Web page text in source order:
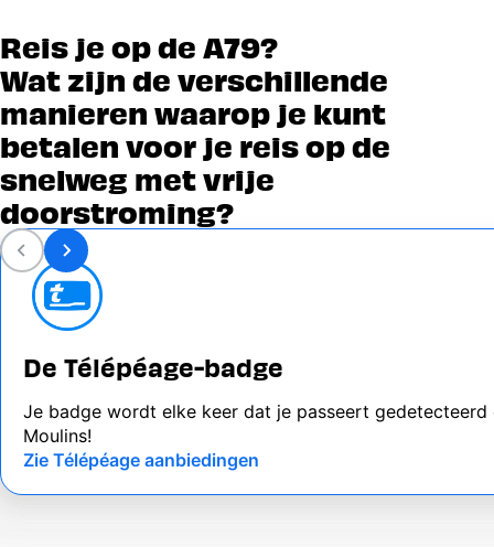
Reis je op de A79?
Wat zijn de verschillende
manieren waarop je kunt
betalen voor je reis op de
snelweg met vrije
doorstroming?
De Télépéage-badge
Je badge wordt elke keer dat je passeert
Moulins!
Zie Télépéage aanbiedingen